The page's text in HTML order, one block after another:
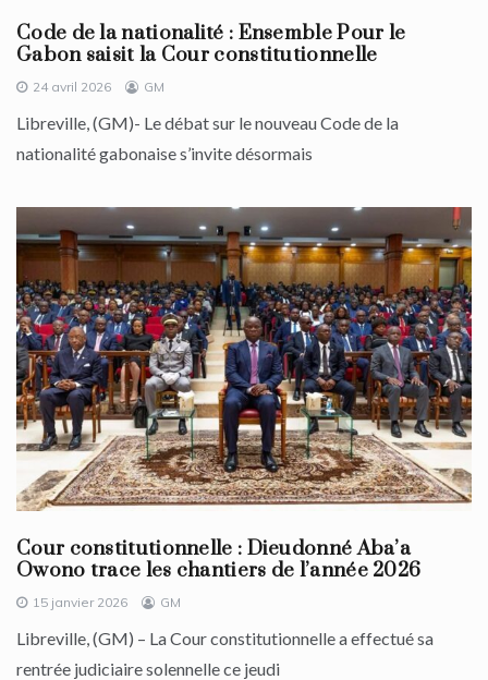
Code de la nationalité : Ensemble Pour le
Gabon saisit la Cour constitutionnelle
24 avril 2026 GM
Libreville, (GM)- Le débat sur le nouveau Code de la
nationalité gabonaise s’invite désormais
Cour constitutionnelle : Dieudonné Aba’a
Owono trace les chantiers de l’année 2026
15 janvier 2026 GM
Libreville, (GM) – La Cour constitutionnelle a effectué sa
rentrée judiciaire solennelle ce jeudi